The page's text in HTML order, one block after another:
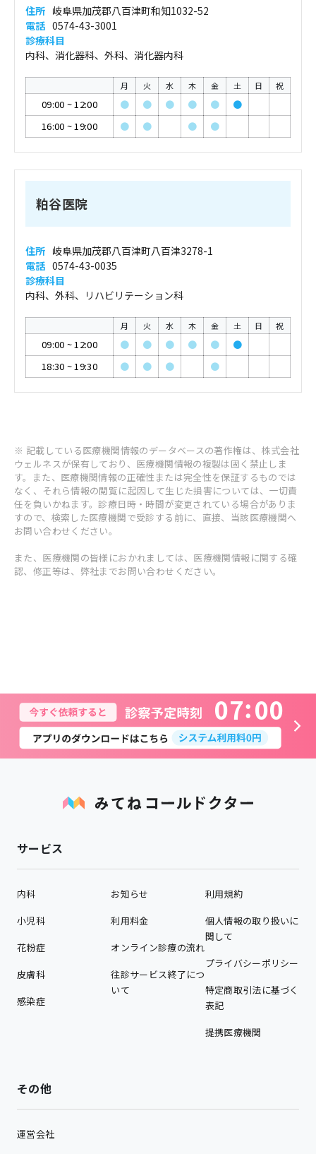
住所 岐阜県加茂郡八百津町和知1032-52
電話 0574-43-3001
診療科目
内科、消化器科、外科、消化器内科
月 火 水 木 金 土 日 祝
09:00 ~12:00 ● ● ● ● ●
●
16:00 ~19:00 ● ● ● ●
粕谷医院
住所 岐阜県加茂郡八百津町八百津3278-1
電話 0574-43-0035
診療科目
内科、外科、リハビリテーション科
月 火 水 木 金 土 日 祝
09:00 ~12:00 ● ● ● ● ●
●
18:30 ~19:30 ● ● ● ●
※ 記載している医療機関情報のデータベースの著作権は、株式会社
ウェルネスが保有しており、医療機関情報の複製は固く禁止しま
す。また、医療機関情報の正確性または完全性を保証するものでは
なく、それら情報の閲覧に起因して生じた損害については、一切責
任を負いかねます。診療日時・時間が変更されている場合がありま
すので、検索した医療機関で受診する前に、直接、当該医療機関へ
お問い合わせください。
また、医療機関の皆様におかれましては、医療機関情報に関する確
認、修正等は、弊社までお問い合わせください。
07 00
サービス
内科
小児科
花粉症
皮膚科
感染症
お知らせ
利用料金
オンライン診療の流れ
往診サービス終了につ
いて
利用規約
個人情報の取り扱いに
関して
プライバシーポリシー
特定商取引法に基づく
表記
提携医療機関
その他
運営会社